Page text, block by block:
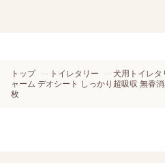
トップ トイレタリー 犬用トイレタ
ャーム デオシート しっかり超吸収 無香
枚